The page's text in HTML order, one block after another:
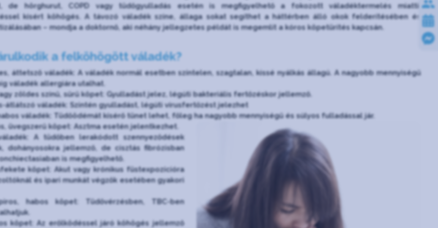
de hörghurut, COPD vagy tüdőgyulladás esetén is megfigyelhető a fokozott váladéktermelés miatti,
kísért köhögés. A távozó váladék színe, állaga sokat segíthet a háttérben álló okok felderítésében és
– mondja a doktornő, aki néhány jellegzetes példát is megemlít a kóros köpetürítés kapcsán.
a felköhögött váladék?
áttetsző váladék: A váladék normál esetben színtelen, szagtalan, kissé nyálkás állagú. A nagyobb mennyiségű
váladék allergiára utalhat.
zöldes színű, sűrű köpet: Gyulladást jelez, légúti bakteriális fertőzéskor jellemző.
átlátszó váladék: Szintén gyulladást, légúti vírusfertőzést jelezhet
váladék: Tüdőödémát kísérő tünet lehet, főleg ha nagyobb mennyiségű és súlyos fulladással jár.
üvegszerű köpet: Asztma esetén jelentkezhet.
A tüdőben lerakódott szennyeződések
dohányosokra jellemző, de cisztás fibrózisban
is megfigyelhető.
köpet: Akut vagy krónikus füstexpozícióra
és ipari munkát végzők esetében gyakori
habos köpet: Tüdővérzésben, TBC-ben
köpet: Az erőlködéssel járó köhögés jellemző